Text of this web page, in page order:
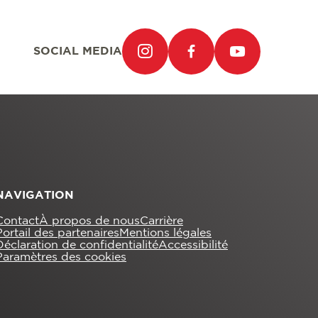
SOCIAL MEDIA
À propos de nousCarrière
des partenaires Mentions légales
de confidentialitéAccessibilité
des cookies